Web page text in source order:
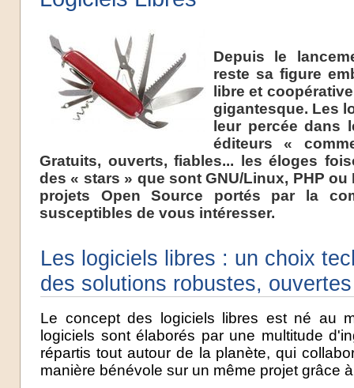
Depuis le
reste sa figure
libre et
gigantesque. Les
leur percée dans
éditeurs «
Gratuits, ouverts, fiables... les éloges
des « stars » que sont GNU/Linux, PHP
projets Open Source portés par la
susceptibles de vous intéresser.
Les logiciels libres : un choix
des solutions robustes,
Le concept des logiciels libres est né au
logiciels sont élaborés par une multitude
répartis tout autour de la planète, qui
manière bénévole sur un même projet grâce